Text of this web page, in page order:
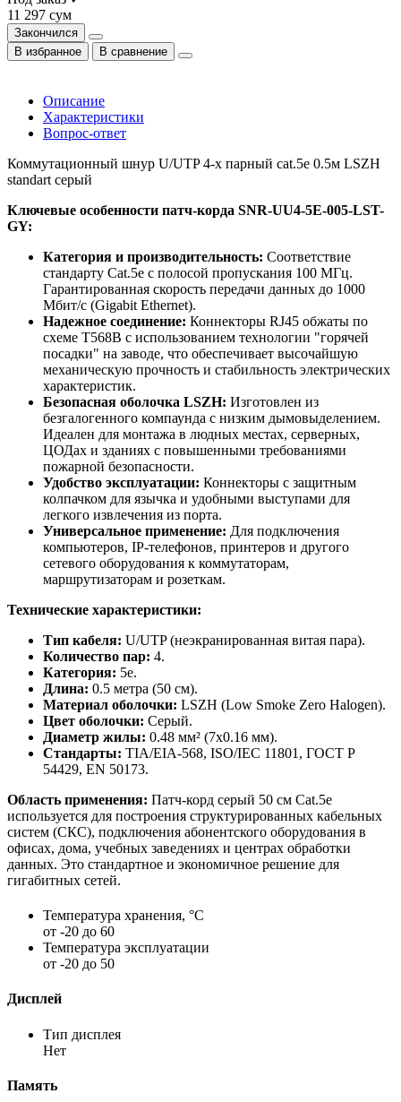
11 297 сум
Закончился
В избранное
В сравнение
Описание
Характеристики
Вопрос-ответ
Коммутационный шнур U/UTP 4-х парный cat.5e 0.5м LSZH
standart серый
Ключевые особенности патч-корда SNR-UU4-5E-005-LST-
GY:
Категория и производительность: Соответствие
стандарту Cat.5e с полосой пропускания 100 МГц.
Гарантированная скорость передачи данных до 1000
Мбит/с (Gigabit Ethernet).
Надежное соединение: Коннекторы RJ45 обжаты по
схеме T568B с использованием технологии "горячей
посадки" на заводе, что обеспечивает высочайшую
механическую прочность и стабильность электрических
характеристик.
Безопасная оболочка LSZH: Изготовлен из
безгалогенного компаунда с низким дымовыделением.
Идеален для монтажа в людных местах, серверных,
ЦОДах и зданиях с повышенными требованиями
пожарной безопасности.
Удобство эксплуатации: Коннекторы с защитным
колпачком для язычка и удобными выступами для
легкого извлечения из порта.
Универсальное применение: Для подключения
компьютеров, IP-телефонов, принтеров и другого
сетевого оборудования к коммутаторам,
маршрутизаторам и розеткам.
Технические характеристики:
Тип кабеля: U/UTP (неэкранированная витая пара).
Количество пар: 4.
Категория: 5e.
Длина: 0.5 метра (50 см).
Материал оболочки: LSZH (Low Smoke Zero Halogen).
Цвет оболочки: Серый.
Диаметр жилы: 0.48 мм² (7x0.16 мм).
Стандарты: TIA/EIA-568, ISO/IEC 11801, ГОСТ Р
54429, EN 50173.
Область применения: Патч-корд серый 50 см Cat.5e
используется для построения структурированных кабельных
систем (СКС), подключения абонентского оборудования в
офисах, дома, учебных заведениях и центрах обработки
данных. Это стандартное и экономичное решение для
гигабитных сетей.
Температура хранения, °C
от -20 до 60
Температура эксплуатации
от -20 до 50
Дисплей
Тип дисплея
Нет
Память